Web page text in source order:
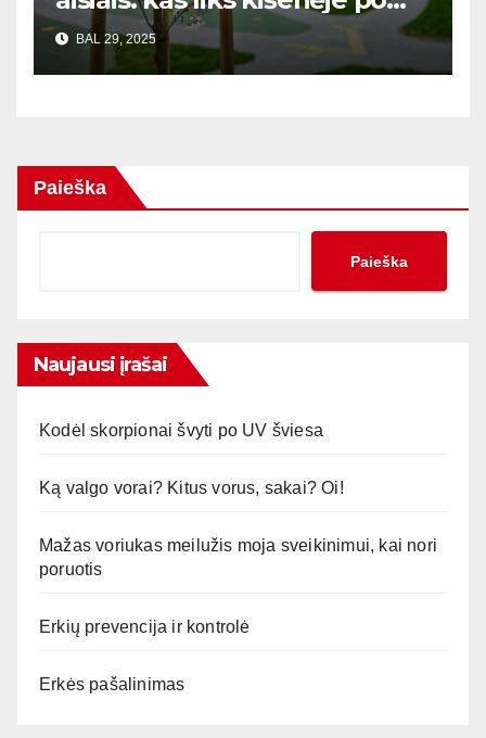
mokesčių?
BAL 29, 2025
Paieška
Paieška
Naujausi įrašai
Kodėl skorpionai švyti po UV šviesa
Ką valgo vorai? Kitus vorus, sakai? Oi!
Mažas voriukas meilužis moja sveikinimui, kai nori
poruotis
Erkių prevencija ir kontrolė
Erkės pašalinimas